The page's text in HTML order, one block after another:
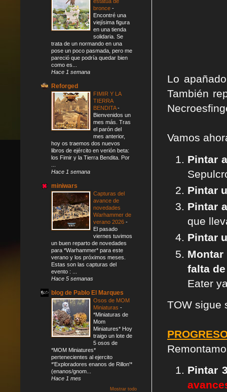
Lo
También
Vamos
Pintar
Pintar
Pintar
que
Pintar
falta
Eater
TOW sigue
Pintar
bronce -
Encontré una
viejísima figura
en una tienda
solidaria. Se
trata de un normando en una
pose un poco pasmada, pero me
pareció que podría quedar bien
como es...
Hace 1 semana
Reforged
FIMIR Y LA
TIERRA
BENDITA-
Bienvenidos un
mes más. Tras
el parón del
mes anterior,
hoy os traemos dos nuevos
libros de ejército en verión beta:
los Fimir y la Tierra Bendita. Por
Hace 1 semana
miniwars
Capturas del
avance de
novedades
Warhammer de
verano 2026 -
El pasado
viernes tuvimos
un buen reparto de novedades
para *Warhammer* para este
verano y los próximos meses.
Estas son las capturas del
evento : ...
Hace 5 semanas
blog de Pablo El Marques
Osos de MOM
Miniaturas -
*Miniaturas de
Mom
Miniatures* Hoy
traigo un lote de
5 osos de
*MOM Miniatures*
pertenecientes al ejercito
*'Exploradores enanos de Rillon'*
(enanos/gnom...
Hace 1 mes
Mostrar todo